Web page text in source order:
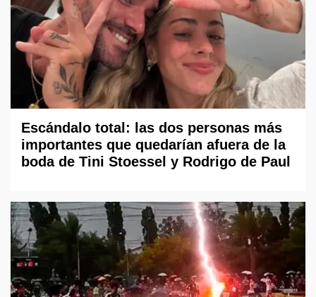
Escándalo total: las dos personas más
importantes que quedarían afuera de la
boda de Tini Stoessel y Rodrigo de Paul